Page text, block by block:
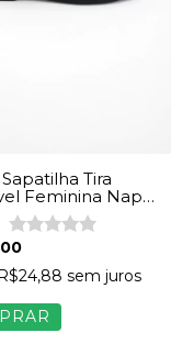
Tira
Feminina Napa
sem juros